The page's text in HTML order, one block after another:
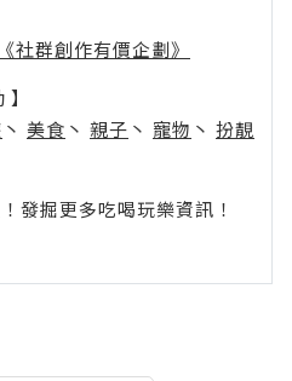
社群創作有價企劃》
丶 美食 丶 親子 丶 寵物 丶 扮靚
掘更多吃喝玩樂資訊！